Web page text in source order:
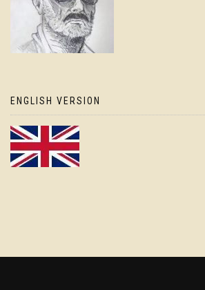
ENGLISH VERSION